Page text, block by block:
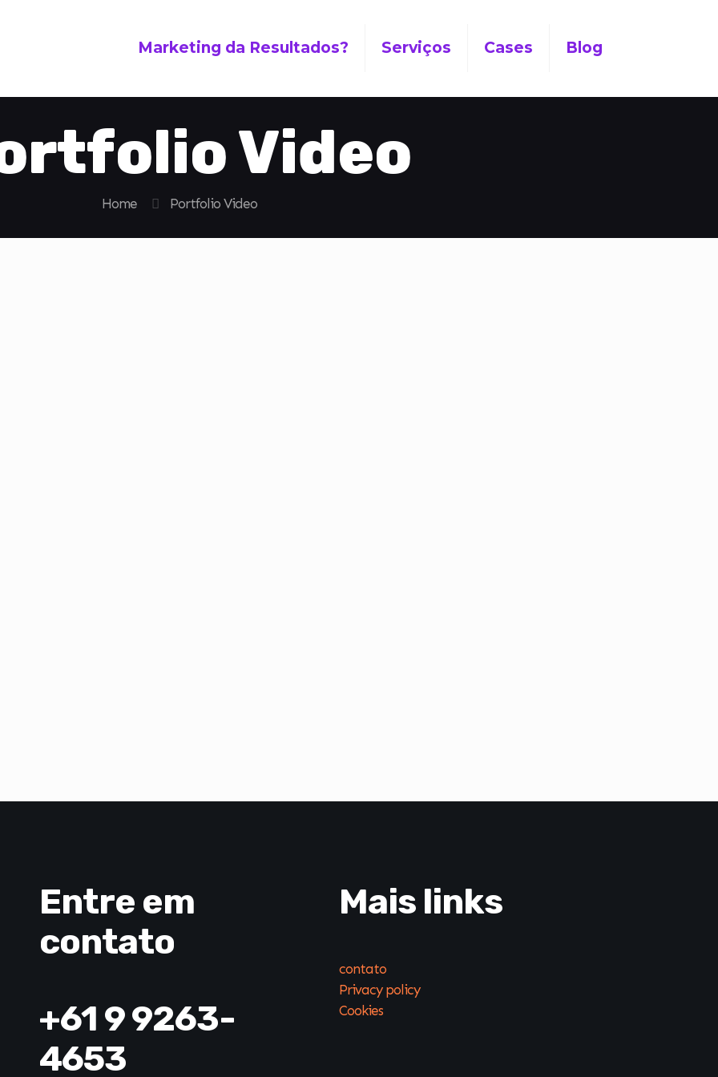
Marketing da Resultados? Serviços Cases Blog
Video
Home Portfolio Video
Entre em
contato
+61 9 9263-
4653
Mais links
contato
Privacy policy
Cookies